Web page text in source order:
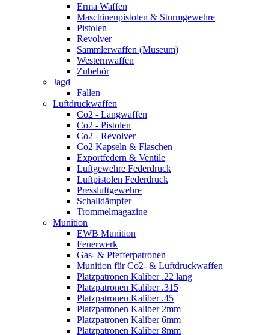
Erma Waffen
Maschinenpistolen & Sturmgewehre
Pistolen
Revolver
Sammlerwaffen (Museum)
Westernwaffen
Zubehör
Jagd
Fallen
Luftdruckwaffen
Co2 - Langwaffen
Co2 - Pistolen
Co2 - Revolver
Co2 Kapseln & Flaschen
Exportfedern & Ventile
Luftgewehre Federdruck
Luftpistolen Federdruck
Pressluftgewehre
Schalldämpfer
Trommelmagazine
Munition
EWB Munition
Feuerwerk
Gas- & Pfefferpatronen
Munition für Co2- & Luftdruckwaffen
Platzpatronen Kaliber .22 lang
Platzpatronen Kaliber .315
Platzpatronen Kaliber .45
Platzpatronen Kaliber 2mm
Platzpatronen Kaliber 6mm
Platzpatronen Kaliber 8mm